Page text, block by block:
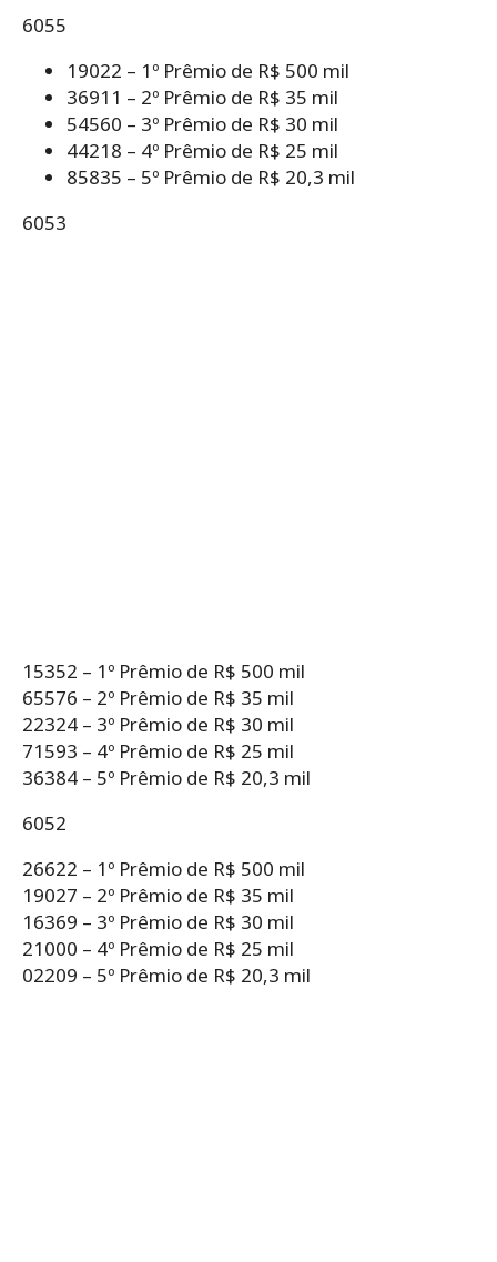
6055
19022 – 1º Prêmio de R$ 500 mil
36911 – 2º Prêmio de R$ 35 mil
54560 – 3º Prêmio de R$ 30 mil
44218 – 4º Prêmio de R$ 25 mil
85835 – 5º Prêmio de R$ 20,3 mil
6053
15352 – 1º Prêmio de R$ 500 mil
65576 – 2º Prêmio de R$ 35 mil
22324 – 3º Prêmio de R$ 30 mil
71593 – 4º Prêmio de R$ 25 mil
36384 – 5º Prêmio de R$ 20,3 mil
6052
26622 – 1º Prêmio de R$ 500 mil
19027 – 2º Prêmio de R$ 35 mil
16369 – 3º Prêmio de R$ 30 mil
21000 – 4º Prêmio de R$ 25 mil
02209 – 5º Prêmio de R$ 20,3 mil